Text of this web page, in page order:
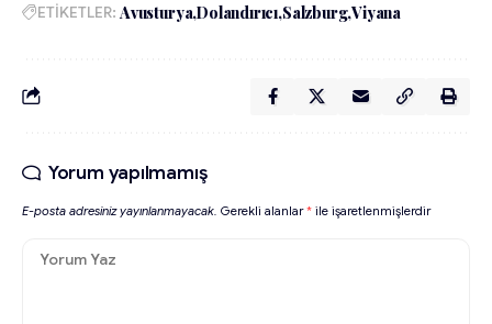
ETİKETLER: Avusturya Dolandırıcı Salzburg Viyana
Yorum yapılmamış
E-posta adresiniz yayınlanmayacak. Gerekli alanlar* ile işaretlenmişlerdir